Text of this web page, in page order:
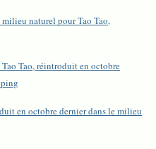
naturel pour Tao Tao,
Tao, réintroduit en octobre
en octobre dernier dans le milieu